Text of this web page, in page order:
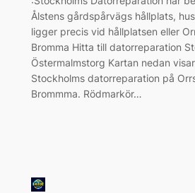
Ålstens gårdspårvägs hållplats,
ligger precis vid hållplatsen eller
Bromma Hitta till datorreparation
Östermalmstorg Kartan nedan
Stockholms datorreparation på
Brommma. Rödmarkör…